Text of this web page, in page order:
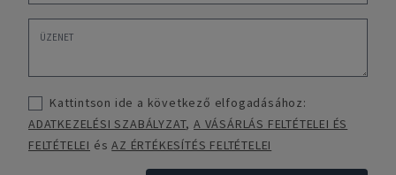
Kattintson ide a következő elfogadásához:
ADATKEZELÉSI SZABÁLYZAT,A VÁSÁRLÁS FELTÉTELEI ÉS
FELTÉTELEI ésAZ ÉRTÉKESÍTÉS FELTÉTELEI